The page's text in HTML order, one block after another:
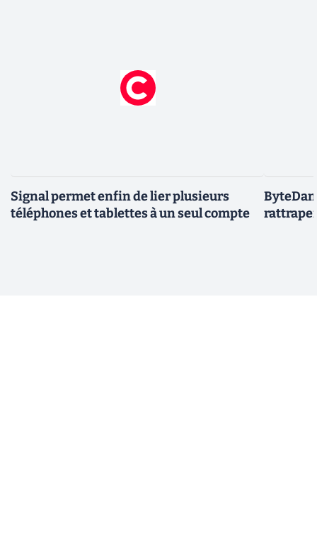
Signal permet enfin de lier plusieurs
téléphones et tablettes à un seul compte